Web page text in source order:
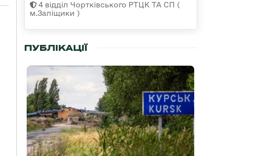
4 відділ Чортківського РТЦК ТА СП (
м.Заліщики )
ПУБЛІКАЦІЇ